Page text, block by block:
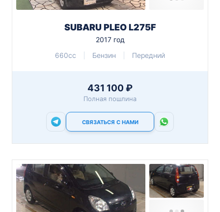
SUBARU PLEO L275F
2017 год
660cc
Бензин Передний
431 100 ₽
Полная пошлина
СВЯЗАТЬСЯ С НАМИ